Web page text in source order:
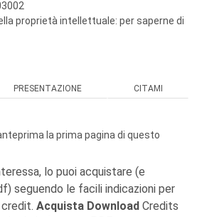
proprietà intellettuale: per saperne di
PRESENTAZIONE CITAMI
la prima pagina di questo
lo puoi acquistare (e
seguendo le facili indicazioni per
Acquista Download Credits